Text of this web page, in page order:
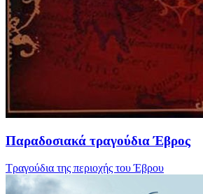
Παραδοσιακά τραγούδια Έβρος
Τραγούδια της περιοχής του Έβρου